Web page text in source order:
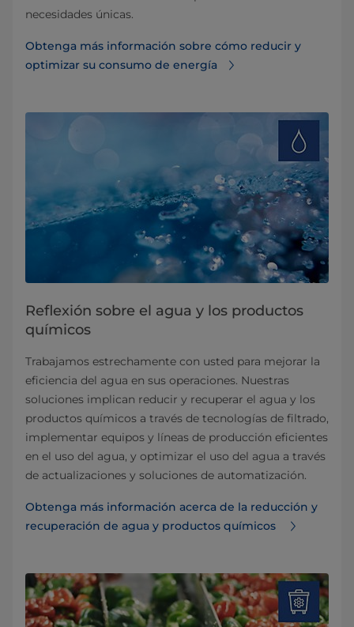
necesidades únicas.
Obtenga más información sobre cómo reducir y
optimizar su consumo de energía
Reflexión sobre el agua y los productos
químicos
Trabajamos estrechamente con usted para mejorar la
eficiencia del agua en sus operaciones. Nuestras
soluciones implican reducir y recuperar el agua y los
productos químicos a través de tecnologías de filtrado,
implementar equipos y líneas de producción eficientes
en el uso del agua, y optimizar el uso del agua a través
de actualizaciones y soluciones de automatización.
Obtenga más información acerca de la reducción y
recuperación de agua y productos químicos